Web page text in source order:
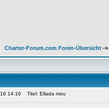
Charter-Forum.com Foren-Übersicht ->
14:16 Titel: Ellada mou